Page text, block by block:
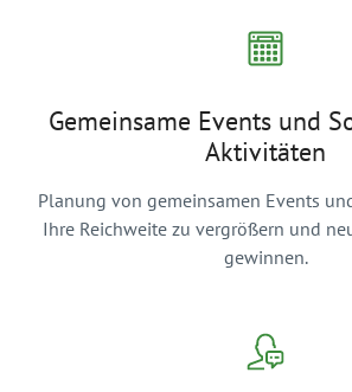
Gemeinsame Events und
Aktivitäten
Planung von gemeinsamen Events
Ihre Reichweite zu vergrößern und
gewinnen.